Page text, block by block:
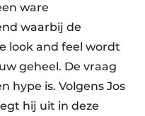
ware
waarbij de
look and feel wordt
geheel. De vraag
hype is. Volgens Jos
hij uit in deze